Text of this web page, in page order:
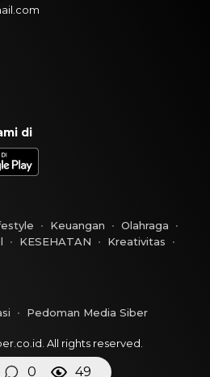
0 49
di
Keuangan
Olahraga
KESEHATAN
Kreativitas
Pedoman Media Siber
All rights reserved.